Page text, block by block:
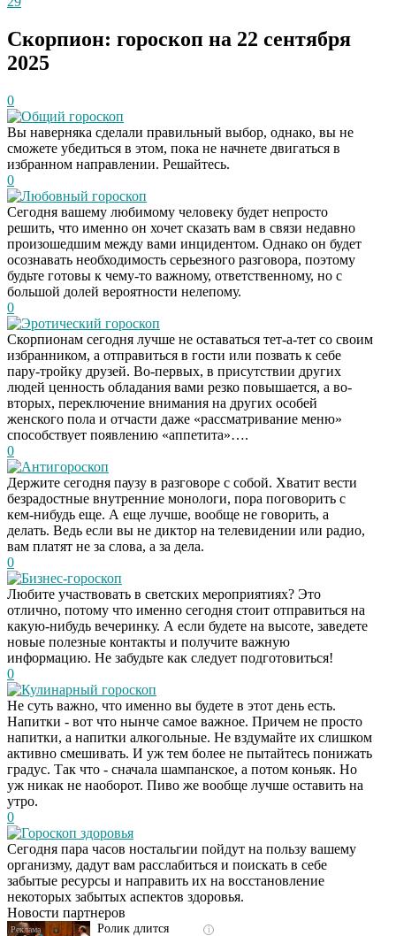
Скорпион: гороскоп на 22 сентября
2025
0
Общий гороскоп
Вы наверняка сделали правильный выбор, однако, вы не
сможете убедиться в этом, пока не начнете двигаться в
избранном направлении. Решайтесь.
0
Любовный гороскоп
Сегодня вашему любимому человеку будет непросто
решить, что именно он хочет сказать вам в связи недавно
произошедшим между вами инцидентом. Однако он будет
осознавать необходимость серьезного разговора, поэтому
будьте готовы к чему-то важному, ответственному, но с
большой долей вероятности нелепому.
0
Эротический гороскоп
Скорпионам сегодня лучше не оставаться тет-а-тет со своим
избранником, а отправиться в гости или позвать к себе
пару-тройку друзей. Во-первых, в присутствии других
людей ценность обладания вами резко повышается, а во-
вторых, переключение внимания на других особей
женского пола и отчасти даже «рассматривание меню»
способствует появлению «аппетита»….
0
Антигороскоп
Держите сегодня паузу в разговоре с собой. Хватит вести
безрадостные внутренние монологи, пора поговорить с
кем-нибудь еще. А еще лучше, вообще не говорить, а
делать. Ведь если вы не диктор на телевидении или радио,
вам платят не за слова, а за дела.
0
Бизнес-гороскоп
Любите участвовать в светских мероприятиях? Это
отлично, потому что именно сегодня стоит отправиться на
какую-нибудь вечеринку. А если будете на высоте, заведете
новые полезные контакты и получите важную
информацию. Не забудьте как следует подготовиться!
0
Кулинарный гороскоп
Не суть важно, что именно вы будете в этот день есть.
Напитки - вот что нынче самое важное. Причем не просто
напитки, а напитки алкогольные. Не вздумайте их слишком
активно смешивать. И уж тем более не пытайтесь понижать
градус. Так что - сначала шампанское, а потом коньяк. Но
уж никак не наоборот. Пиво же вообще лучше оставить на
утро.
0
Гороскоп здоровья
Сегодня пара часов ностальгии пойдут на пользу вашему
организму, дадут вам расслабиться и поискать в себе
забытые ресурсы и направить их на восстановление
некоторых забытых аспектов здоровья.
Новости партнеров
Скрытая камера на
пляже Крыма: Что
люди вытворяют, когда
их не видят...
i
Ролик длится